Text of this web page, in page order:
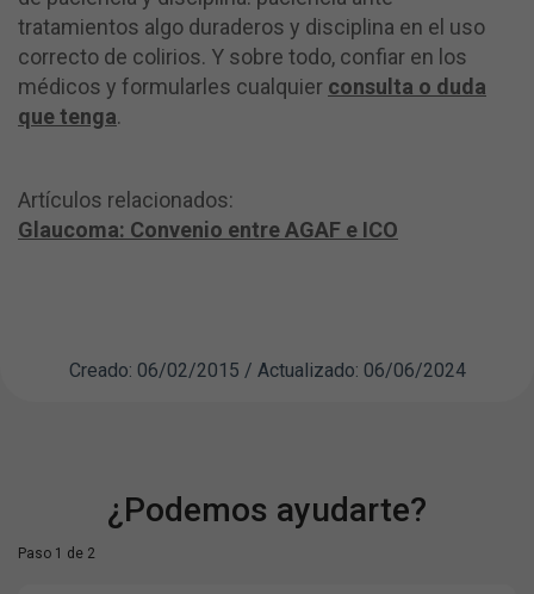
tratamientos algo duraderos y disciplina en el uso
correcto de colirios. Y sobre todo, confiar en los
médicos y formularles cualquier consulta o duda
que tenga.
Artículos relacionados:
Glaucoma: Convenio entre AGAF e ICO
Creado: 06/02/2015 / Actualizado: 06/06/2024
¿Podemos ayudarte?
Paso 1 de 2